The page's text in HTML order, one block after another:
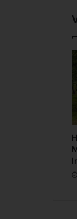
e
“
-
N
i
e
m